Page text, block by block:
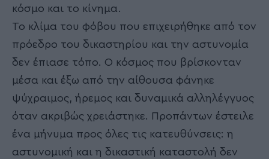
κόσμο και το κίνημα.
Το κλίμα του φόβου που επιχειρήθηκε από τον
πρόεδρο του δικαστηρίου και την αστυνομία
δεν έπιασε τόπο. Ο κόσμος που βρίσκονταν
μέσα και έξω από την αίθουσα φάνηκε
ψύχραιμος, ήρεμος και δυναμικά αλληλέγγυος
όταν ακριβώς χρειάστηκε. Προπάντων έστειλε
ένα μήνυμα προς όλες τις κατευθύνσεις: η
αστυνομική και η δικαστική καταστολή δεν